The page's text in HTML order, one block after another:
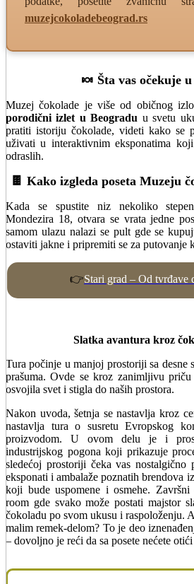
muzejcokoladebeograd.rs
🍬 Šta vas očekuje
Muzej čokolade je više od običnog
porodični izlet u Beogradu u svetu
pratiti istoriju čokolade, videti kako se
uživati u interaktivnim eksponatima
odraslih.
🍫 Kako izgleda poseta Muzeju
Kada se spustite niz nekoliko
Mondezira 18, otvara se vrata jedne
samom ulazu nalazi se pult gde se
ostaviti jakne i pripremiti se za putovanje
👉Stari grad – Od tvrđave
Slatka avantura kroz
Tura počinje u manjoj prostoriji sa desne
prašuma. Ovde se kroz zanimljivu
osvojila svet i stigla do naših prostora.
Nakon uvoda, šetnja se nastavlja kroz
nastavlja tura o susretu Evropskog
proizvodom. U ovom delu je i
industrijskog pogona koji prikazuje
sledećoj prostoriji čeka vas
eksponati i ambalaže poznatih brendova
koji bude uspomene i osmehe.
room gde svako može postati majstor
čokoladu po svom ukusu i raspoloženju.
malim remek-delom? To je deo
– dovoljno je reći da sa posete nećete